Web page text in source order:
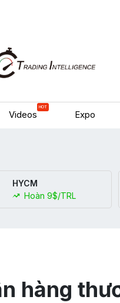
Videos
HOT
Expo
HYCM
Hoàn 9$/TRL
hàng